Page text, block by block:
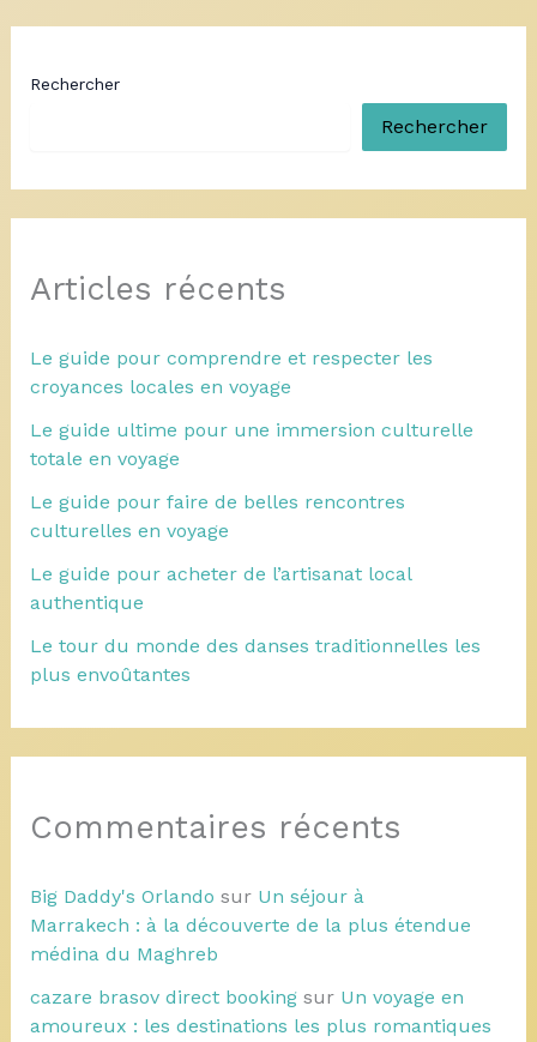
Rechercher
Rechercher
Articles récents
Le guide pour comprendre et respecter les
croyances locales en voyage
Le guide ultime pour une immersion culturelle
totale en voyage
Le guide pour faire de belles rencontres
culturelles en voyage
Le guide pour acheter de l’artisanat local
authentique
Le tour du monde des danses traditionnelles les
plus envoûtantes
Commentaires récents
Big Daddy's Orlando sur Un séjour à
Marrakech : à la découverte de la plus étendue
médina du Maghreb
cazare brasov direct bookingsur Un voyage en
amoureux : les destinations les plus romantiques